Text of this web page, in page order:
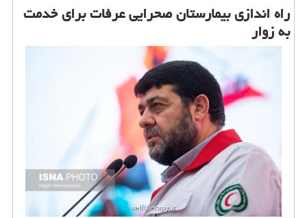
راه اندازی بیمارستان صحرایی عرفات برای خدمت
به زوار